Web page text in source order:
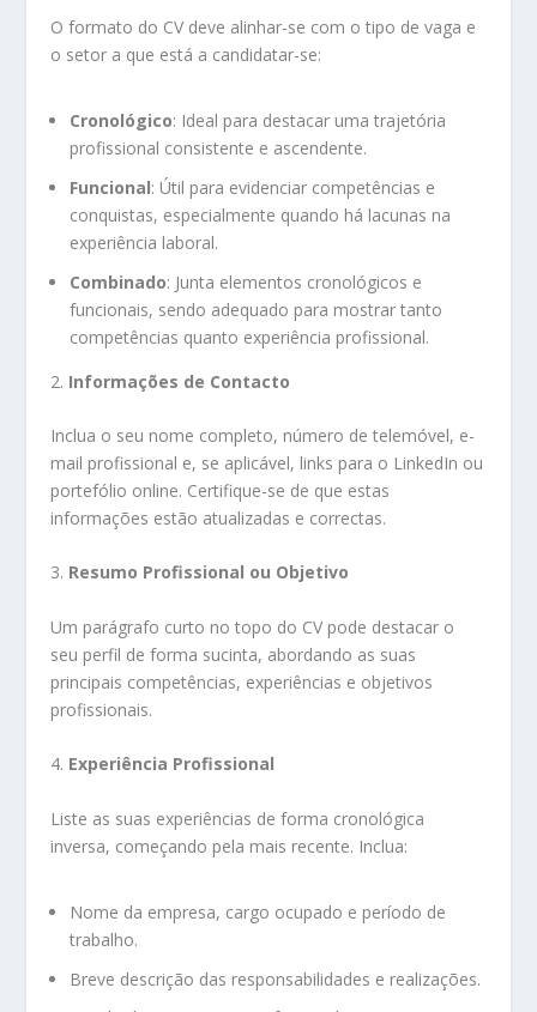
O formato do CV deve alinhar-se com o tipo de vaga e
o setor a que está a candidatar-se:
Cronológico: Ideal para destacar uma trajetória
profissional consistente e ascendente.
Funcional: Útil para evidenciar competências e
conquistas, especialmente quando há lacunas na
experiência laboral.
Combinado: Junta elementos cronológicos e
funcionais, sendo adequado para mostrar tanto
competências quanto experiência profissional.
2. Informações de Contacto
Inclua o seu nome completo, número de telemóvel, e-
mail profissional e, se aplicável, links para o LinkedIn ou
portefólio online. Certifique-se de que estas
informações estão atualizadas e correctas.
3. Resumo Profissional ou Objetivo
Um parágrafo curto no topo do CV pode destacar o
seu perfil de forma sucinta, abordando as suas
principais competências, experiências e objetivos
profissionais.
4. Experiência Profissional
Liste as suas experiências de forma cronológica
inversa, começando pela mais recente. Inclua:
Nome da empresa, cargo ocupado e período de
trabalho.
Breve descrição das responsabilidades e realizações.